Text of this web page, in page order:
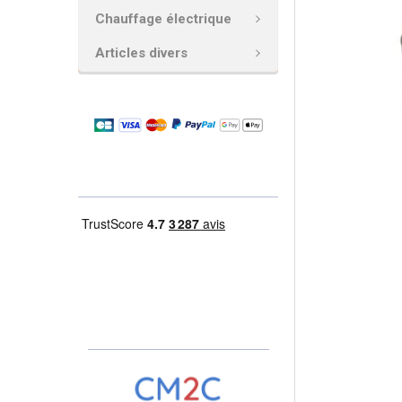
Chauffage électrique
Articles divers